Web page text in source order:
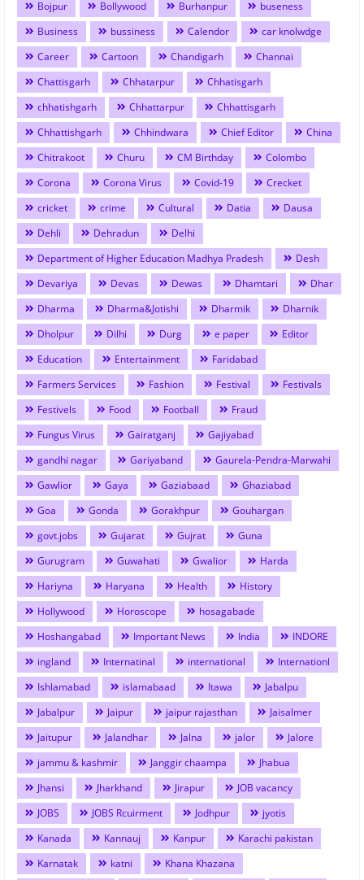
Bojpur Bollywood Burhanpur
buseness
Business
bussiness Calendor
car knolwdge
Career
Cartoon Chandigarh
Channai
Chattisgarh
Chhatarpur
Chhatisgarh
chhatishgarh
Chhattarpur
Chhattisgarh
Chhattishgarh
Chhindwara Chief Editor
China
Chitrakoot
Churu CM Birthday
Colombo
Corona
Corona Virus Covid-19
Crecket
cricket
crime Cultural Datia
Dausa
Dehli
Dehradun
Delhi
Department of Higher Education Madhya Pradesh
Desh
Devariya
Devas Dewas Dhamtari
Dhar
Dharma
Dharma&Jotishi Dharmik
Dharnik
Dholpur
Dilhi Durg e paper
Editor
Education
Entertainment
Faridabad
Farmers Services
Fashion Festival
Festivals
Festivels
Food Football
Fraud
Fungus Virus
Gairatganj
Gajiyabad
gandhi nagar
Gariyaband
Gaurela-Pendra-Marwahi
Gawlior
Gaya Gaziabaad
Ghaziabad
Goa
Gonda Gorakhpur
Gouhargan
govt.jobs
Gujarat Gujrat
Guna
Gurugram
Guwahati Gwalior
Harda
Hariyna
Haryana Health
History
Hollywood
Horoscope
hosagabade
Hoshangabad
Important News India
INDORE
ingland
Internatinal international
Internationl
Ishlamabad
islamabaad Itawa
Jabalpu
Jabalpur
Jaipur jaipur rajasthan
Jaisalmer
Jaitupur
Jalandhar Jalna jalor
Jalore
jammu & kashmir
Janggir chaampa
Jhabua
Jhansi
Jharkhand Jirapur
JOB vacancy
JOBS
JOBS Rcuirment Jodhpur
jyotis
Kanada
Kannauj Kanpur
Karachi pakistan
Karnatak
katni
Khana Khazana